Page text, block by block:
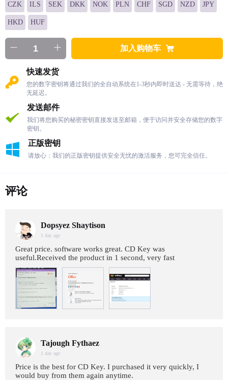
CZK ILS SEK DKK NOK PLN CHF SGD NZD JPY
HKD HUF
加入购物车
快速发货
您的数字密钥将通过我们的全自动系统在1-3秒内即时送达 - 无需等待，绝
无延迟。
发送邮件
我们将您购买的秘密密钥直接发送至邮箱，便于访问并安全存储您的数字
密钥。
正版密钥
请放心：我们的正版密钥提供安全无忧的激活服务，您可完全信任。
评论
Dopsyez Shaytison
1 day age
Great price. software works great. CD Key was
useful.Received the product in 1 second, very fast
Tajough Fythaez
1 day age
Price is the best for CD Key. I purchased it very quickly, I
would buy from them again anytime.